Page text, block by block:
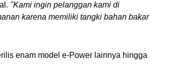
"Kami ingin pelanggan kami di
karena memiliki tangki bahan bakar
enam model e-Power lainnya hingga